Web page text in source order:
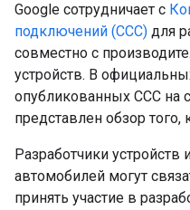
Google сотрудничает с
подключений (CCC) для
совместно с
устройств. В
опубликованных CCC на
представлен обзор
Разработчики устройств
автомобилей могут
принять участие в